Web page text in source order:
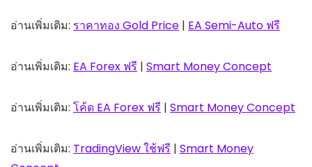
อ่านเพิ่มเติม: ราคาทอง Gold Price | EA Semi-Auto ฟรี
อ่านเพิ่มเติม: EA Forex ฟรี | Smart Money Concept
อ่านเพิ่มเติม: โค้ด EA Forex ฟรี | Smart Money Concept
อ่านเพิ่มเติม: TradingView ใช้ฟรี | Smart Money